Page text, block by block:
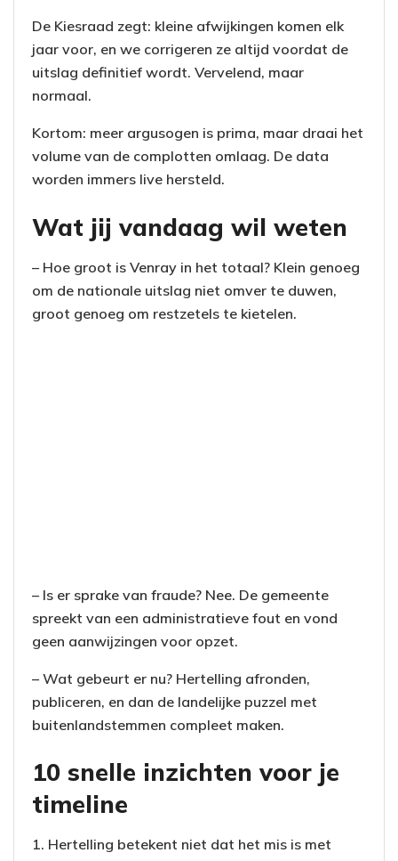
De Kiesraad zegt: kleine afwijkingen komen elk
jaar voor, en we corrigeren ze altijd voordat de
uitslag definitief wordt. Vervelend, maar
normaal.
Kortom: meer argusogen is prima, maar draai het
volume van de complotten omlaag. De data
worden immers live hersteld.
Wat jij vandaag wil weten
– Hoe groot is Venray in het totaal? Klein genoeg
om de nationale uitslag niet omver te duwen,
groot genoeg om restzetels te kietelen.
– Is er sprake van fraude? Nee. De gemeente
spreekt van een administratieve fout en vond
geen aanwijzingen voor opzet.
– Wat gebeurt er nu? Hertelling afronden,
publiceren, en dan de landelijke puzzel met
buitenlandstemmen compleet maken.
10 snelle inzichten voor je
timeline
1. Hertelling betekent niet dat het mis is met